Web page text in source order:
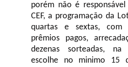
porém não é
CEF, a programação da
quartas e sextas, com
prêmios pagos,
dezenas sorteadas, na
escolhe no minimo 15